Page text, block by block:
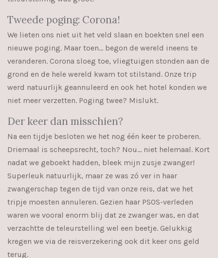
Tweede poging: Corona!
We lieten ons niet uit het veld slaan en boekten snel een
nieuwe poging. Maar toen… begon de wereld ineens te
veranderen. Corona sloeg toe, vliegtuigen stonden aan de
grond en de hele wereld kwam tot stilstand. Onze trip
werd natuurlijk geannuleerd en ook het hotel konden we
niet meer verzetten. Poging twee? Mislukt.
Der keer dan misschien?
Na een tijdje besloten we het nog één keer te proberen.
Driemaal is scheepsrecht, toch? Nou… niet helemaal. Kort
nadat we geboekt hadden, bleek mijn zusje zwanger!
Superleuk natuurlijk, maar ze was zó ver in haar
zwangerschap tegen de tijd van onze reis, dat we het
tripje moesten annuleren. Gezien haar PSOS-verleden
waren we vooral enorm blij dat ze zwanger was, en dat
verzachtte de teleurstelling wel een beetje. Gelukkig
kregen we via de reisverzekering ook dit keer ons geld
terug.